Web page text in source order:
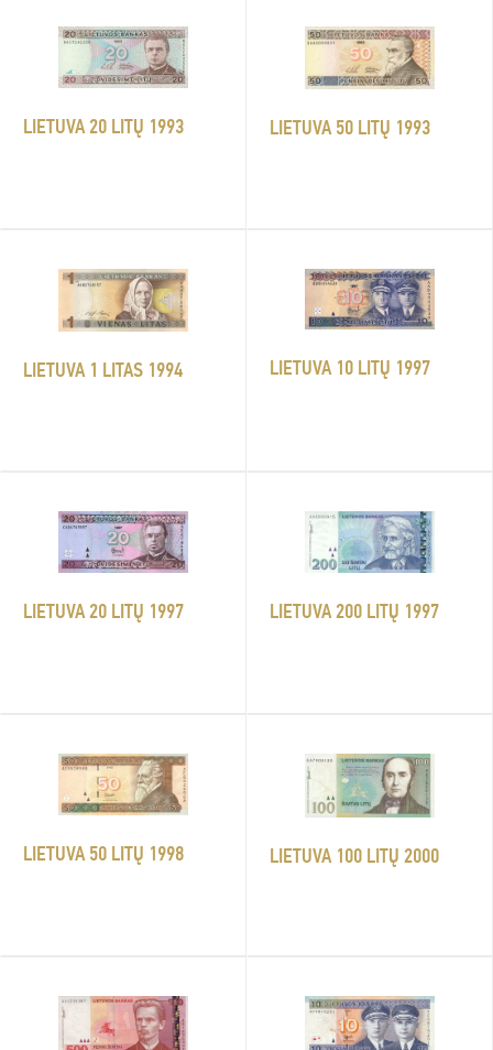
LIETUVA 20 LITŲ 1993 LIETUVA 50 LITŲ 1993
LIETUVA 1 LITAS 1994 LIETUVA 10 LITŲ 1997
LIETUVA 20 LITŲ 1997 LIETUVA 200 LITŲ 1997
LIETUVA 50 LITŲ 1998 LIETUVA 100 LITŲ 2000